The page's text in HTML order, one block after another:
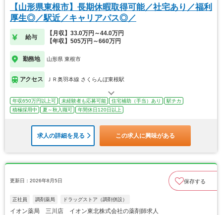
【山形県東根市】長期休暇取得可能／社宅あり／福利
厚生◎／駅近／キャリアパス◎／
給与
【月収】33.0万円～44.0万円
【年収】505万円～660万円
勤務地 山形県 東根市
アクセス ＪＲ奥羽本線 さくらんぼ東根駅
年収650万円以上可 未経験者も応募可能 住宅補助（手当）あり
駅チカ
積極採用中
夏～秋入職可 年間休日120日以上
求人の詳細を見る この求人に興味がある
更新日：2026年8月5日 保存する
正社員 調剤薬局 ドラッグストア（調剤併設）
イオン薬局 三川店 イオン東北株式会社の薬剤師求人